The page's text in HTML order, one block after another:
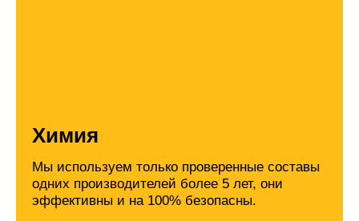
Химия
Мы используем только проверенные составы
одних производителей более 5 лет, они
эффективны и на 100% безопасны.